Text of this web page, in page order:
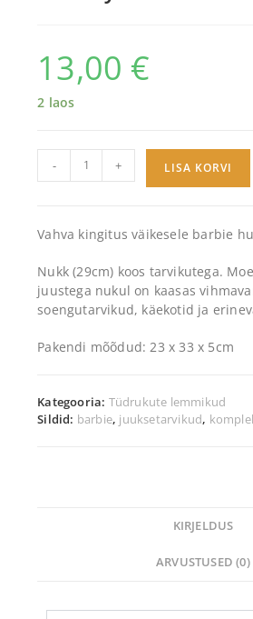
13,00 €
2 laos
- + LISA KORVI
Vahva kingitus väikesele barbie
Nukk (29cm) koos tarvikutega.
juustega nukul on kaasas
soengutarvikud, käekotid ja
Pakendi mõõdud: 23 x 33 x 5cm
Kategooria: Tüdrukute lemmikud
Sildid: barbie, juuksetarvikud,
KIRJELDUS
ARVUSTUSED (0)